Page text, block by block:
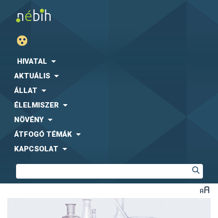
HIVATAL
AKTUÁLIS
ÁLLAT
ÉLELMISZER
NÖVÉNY
ÁTFOGÓ TÉMÁK
KAPCSOLAT